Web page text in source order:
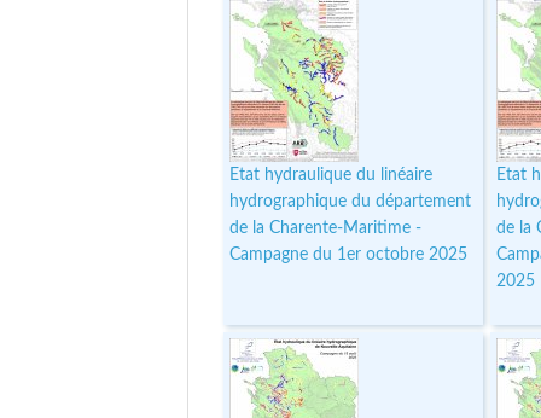
Etat hydraulique du linéaire
hydrographique du département
de la Charente-Maritime -
Campagne du 1er octobre 2025
Etat
de la
2025